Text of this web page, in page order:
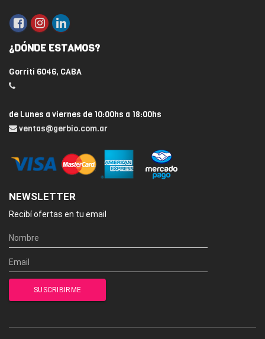
¿DÓNDE ESTAMOS?
Gorriti 6046, CABA
de Lunes a viernes de 10:00hs a 18:00hs
ventas@gerbio.com.ar
NEWSLETTER
Recibí ofertas en tu email